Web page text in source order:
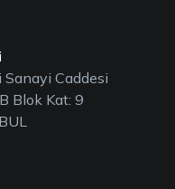
Caddesi
Blok Kat: 9